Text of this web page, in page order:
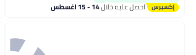
احصل عليه خلال14 - 15 اغسطس